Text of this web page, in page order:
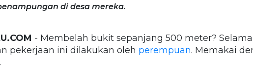
di desa mereka.
- Membelah bukit sepanjang 500 meter? Selama
pekerjaan ini dilakukan oleh perempuan. Memakai